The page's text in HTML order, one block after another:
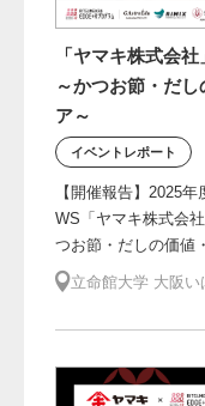
「ヤマキ株式会
～かつお節・だ
ア～
イベントレポート
【開催報告】2025
WS「ヤマキ株式会
つお節・だしの価値
立命館大学 大阪い